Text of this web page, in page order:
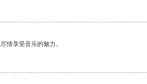
情享受音乐的魅力。